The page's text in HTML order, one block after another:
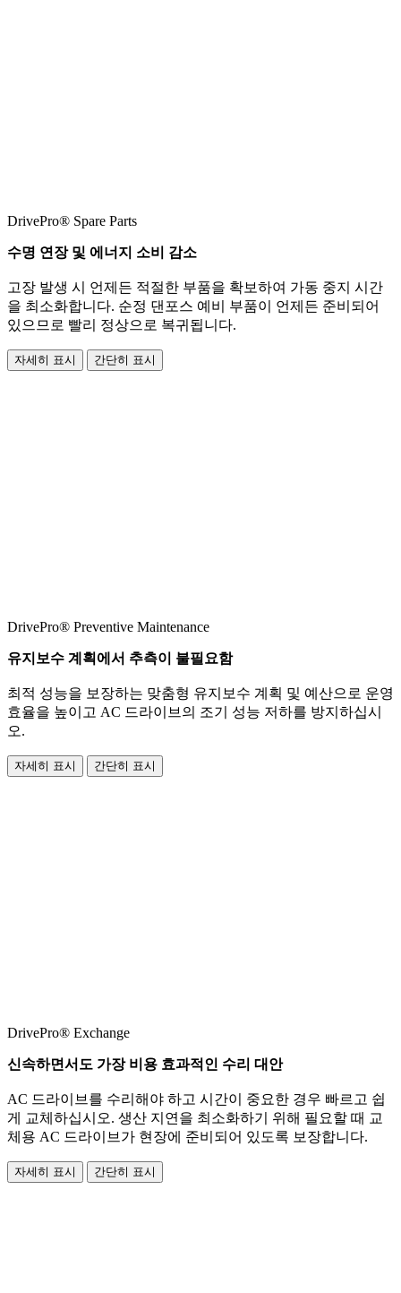
DrivePro® Spare Parts
수명 연장 및 에너지 소비 감소
고장 발생 시 언제든 적절한 부품을 확보하여 가동 중지 시간
을 최소화합니다. 순정 댄포스 예비 부품이 언제든 준비되어
있으므로 빨리 정상으로 복귀됩니다.
자세히 표시 간단히 표시
DrivePro® Preventive Maintenance
유지보수 계획에서 추측이 불필요함
최적 성능을 보장하는 맞춤형 유지보수 계획 및 예산으로 운영
효율을 높이고 AC 드라이브의 조기 성능 저하를 방지하십시
오.
자세히 표시 간단히 표시
DrivePro® Exchange
신속하면서도 가장 비용 효과적인 수리 대안
AC 드라이브를 수리해야 하고 시간이 중요한 경우 빠르고 쉽
게 교체하십시오. 생산 지연을 최소화하기 위해 필요할 때 교
체용 AC 드라이브가 현장에 준비되어 있도록 보장합니다.
자세히 표시 간단히 표시